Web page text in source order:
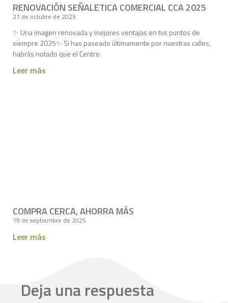
RENOVACIÓN SEÑALETICA COMERCIAL CCA 2025
21 de octubre de 2025
✨ Una imagen renovada y mejores ventajas en tus puntos de
siempre 2025✨ Si has paseado últimamente por nuestras calles,
habrás notado que el Centro
Leer más
COMPRA CERCA, AHORRA MÁS
19 de septiembre de 2025
Leer más
Deja una respuesta